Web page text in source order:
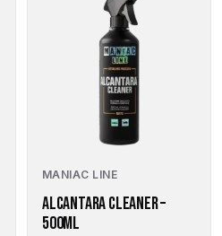
MANIAC LINE
ALCANTARA CLEANER –
500ML